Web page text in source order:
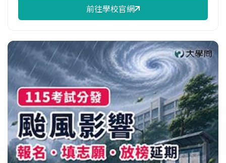
前往學校官網